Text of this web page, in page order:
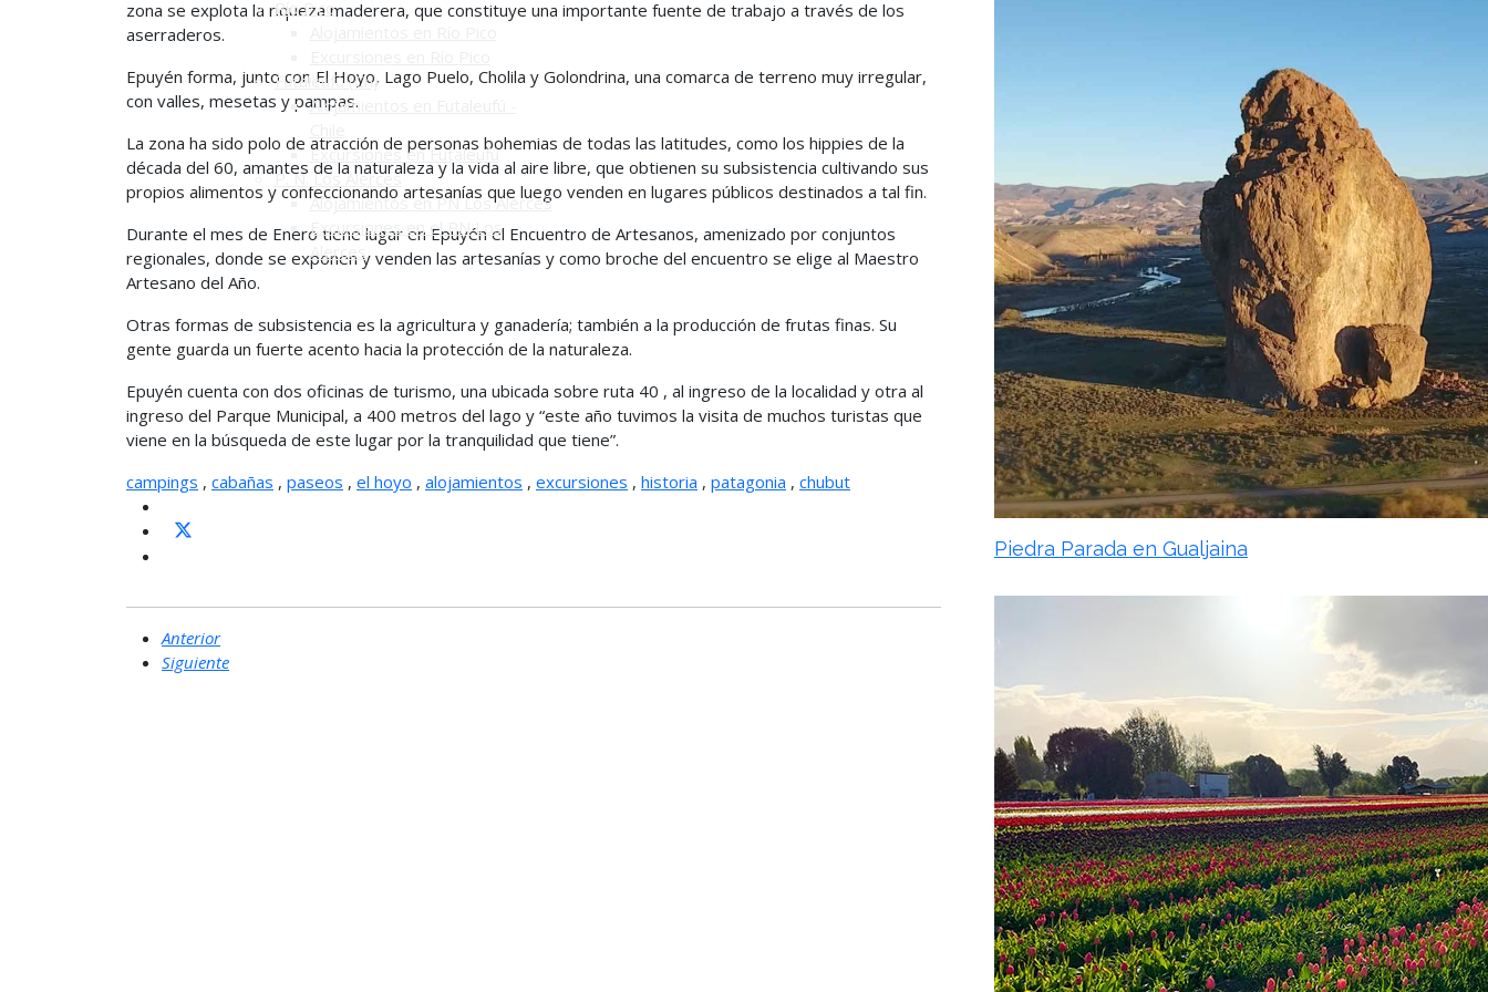
Río Pico
Futaleufú (Ch)
Alojamientos en Futaleufú -
Excursiones en Futaleufú
P. N. Los Alerces
Alojamientos en PN Los Alerces
Excursiones en el PN Los
Alerces
zona se explota la riqueza maderera, que constituye una importante fuente de trabajo a través de los
aserraderos.
Epuyén forma, junto con El Hoyo, Lago Puelo, Cholila y Golondrina, una comarca de terreno muy irregular,
con valles, mesetas y pampas.
La zona ha sido polo de atracción de personas bohemias de todas las latitudes, como los hippies de la
década del 60, amantes de la naturaleza y la vida al aire libre, que obtienen su subsistencia cultivando sus
propios alimentos y confeccionando artesanías que luego venden en lugares públicos destinados a tal fin.
Durante el mes de Enero tiene lugar en Epuyén el Encuentro de Artesanos, amenizado por conjuntos
regionales, donde se exponen y venden las artesanías y como broche del encuentro se elige al Maestro
Artesano del Año.
Otras formas de subsistencia es la agricultura y ganadería; también a la producción de frutas finas. Su
gente guarda un fuerte acento hacia la protección de la naturaleza.
Epuyén cuenta con dos oficinas de turismo, una ubicada sobre ruta 40 , al ingreso de la localidad y otra al
ingreso del Parque Municipal, a 400 metros del lago y “este año tuvimos la visita de muchos turistas que
viene en la búsqueda de este lugar por la tranquilidad que tiene”.
campings , cabañas , paseos , el hoyo , alojamientos , excursiones , historia , patagonia , chubut
Anterior
Siguiente
Piedra Parada en Gualjaina